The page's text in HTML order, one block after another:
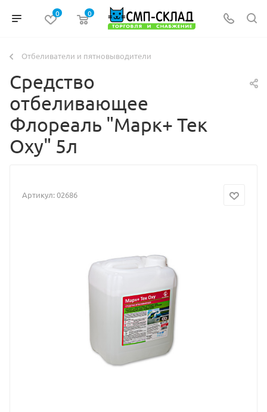
0 0
Отбеливатели и пятновыводители
Средство
отбеливающее
Флореаль "Марк+ Тек
Oxy" 5л
Артикул:02686